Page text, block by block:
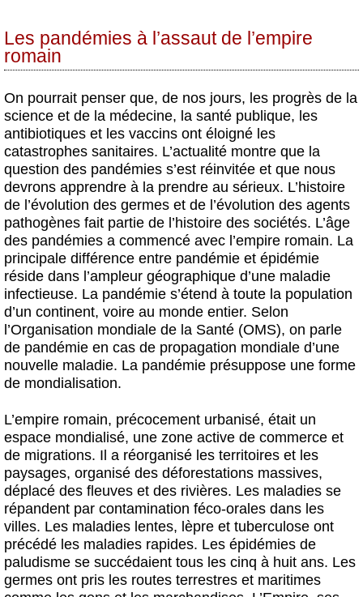
Les pandémies à l’assaut de l’empire
romain
On pourrait penser que, de nos jours, les progrès de la
science et de la médecine, la santé publique, les
antibiotiques et les vaccins ont éloigné les
catastrophes sanitaires. L’actualité montre que la
question des pandémies s’est réinvitée et que nous
devrons apprendre à la prendre au sérieux. L’histoire
de l’évolution des germes et de l’évolution des agents
pathogènes fait partie de l’histoire des sociétés. L’âge
des pandémies a commencé avec l’empire romain. La
principale différence entre pandémie et épidémie
réside dans l’ampleur géographique d’une maladie
infectieuse. La pandémie s’étend à toute la population
d’un continent, voire au monde entier. Selon
l’Organisation mondiale de la Santé (OMS), on parle
de pandémie en cas de propagation mondiale d’une
nouvelle maladie. La pandémie présuppose une forme
de mondialisation.
L’empire romain, précocement urbanisé, était un
espace mondialisé, une zone active de commerce et
de migrations. Il a réorganisé les territoires et les
paysages, organisé des déforestations massives,
déplacé des fleuves et des rivières. Les maladies se
répandent par contamination féco-orales dans les
villes. Les maladies lentes, lèpre et tuberculose ont
précédé les maladies rapides. Les épidémies de
paludisme se succédaient tous les cinq à huit ans. Les
germes ont pris les routes terrestres et maritimes